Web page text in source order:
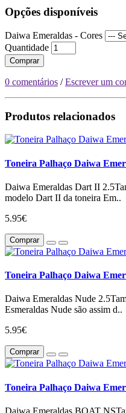
Opções disponíveis
Daiwa Emeraldas - Cores
Quantidade
Comprar
0 comentários /Escrever um
Produtos relacionados
Toneira Palhaço Daiwa
Daiwa Emeraldas Dart II
modelo Dart II da toneira Em..
5.95€
Comprar
Toneira Palhaço Daiwa
Daiwa Emeraldas Nude
Esmeraldas Nude são assim d..
5.95€
Comprar
Toneira Palhaço Daiwa
Daiwa Emeraldas BOAT